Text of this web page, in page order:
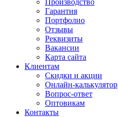
Производство
Гарантия
Портфолио
Отзывы
Реквизиты
Вакансии
Карта сайта
Клиентам
Скидки и акции
Онлайн-калькулятор
Вопрос-ответ
Оптовикам
Контакты